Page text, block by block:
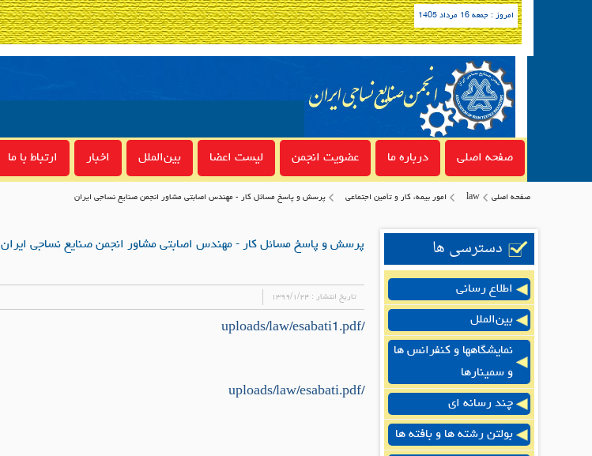
امروز : جمعه 16 مرداد 1405
صفحه اصلی درباره ما عضویت انجمن لیست اعضا بین‌الملل اخبار ارتباط با ما
صفحه اصلی law امور بیمه، کار و تأمین اجتماعی پرسش و پاسخ مسائل کار - مهندس اصابتی مشاور انجمن صنایع نساجی ایران
دسترسی ها
اطلاع رسانی
بین‌الملل
نمایشگاهها و کنفرانس ها
و سمینارها
چند رسانه ای
بولتن رشته ها و بافته ها
پرسش و پاسخ مسائل کار - مهندس اصابتی مشاور انجمن صنایع نساجی ایران
تاریخ انتشار : ۱۳۹۹/۱/۲۴
/uploads/law/esabati1.pdf
/uploads/law/esabati.pdf